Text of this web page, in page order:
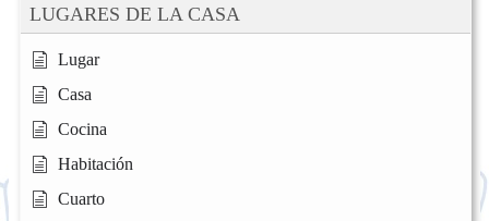
LUGARES DE LA CASA
Lugar
Casa
Cocina
Habitación
Cuarto